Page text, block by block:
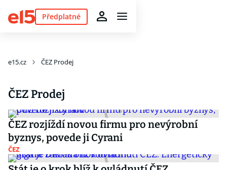
Předplatné
e15.cz ČEZ Prodej
ČEZ Prodej
ČEZ rozjíždí novou firmu pro nevýrobní
byznys, povede ji Cyrani
ČEZ